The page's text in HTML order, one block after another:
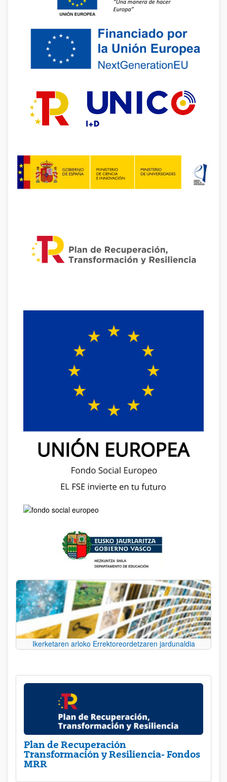
Ikerketaren arloko Errektoreordetzaren jardunaldia
Plan de Recuperación
Transformación y Resiliencia- Fondos
MRR